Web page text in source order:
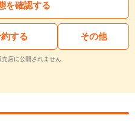
を確認する
する その他
店に公開されません